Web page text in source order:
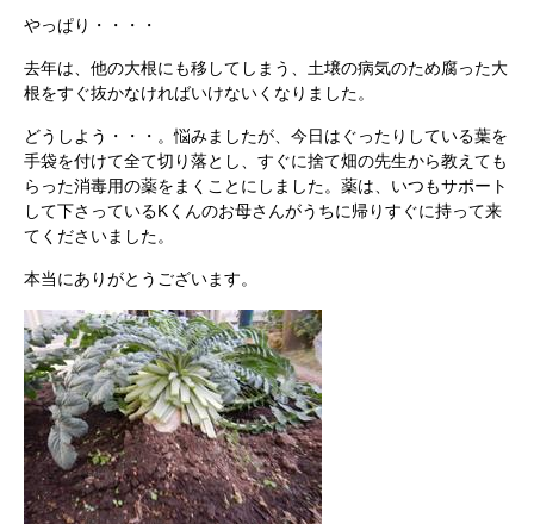
やっぱり・・・・
去年は、他の大根にも移してしまう、土壌の病気のため腐った大
根をすぐ抜かなければいけないくなりました。
どうしよう・・・。悩みましたが、今日はぐったりしている葉を
手袋を付けて全て切り落とし、すぐに捨て畑の先生から教えても
らった消毒用の薬をまくことにしました。薬は、いつもサポート
して下さっているKくんのお母さんがうちに帰りすぐに持って来
てくださいました。
本当にありがとうございます。